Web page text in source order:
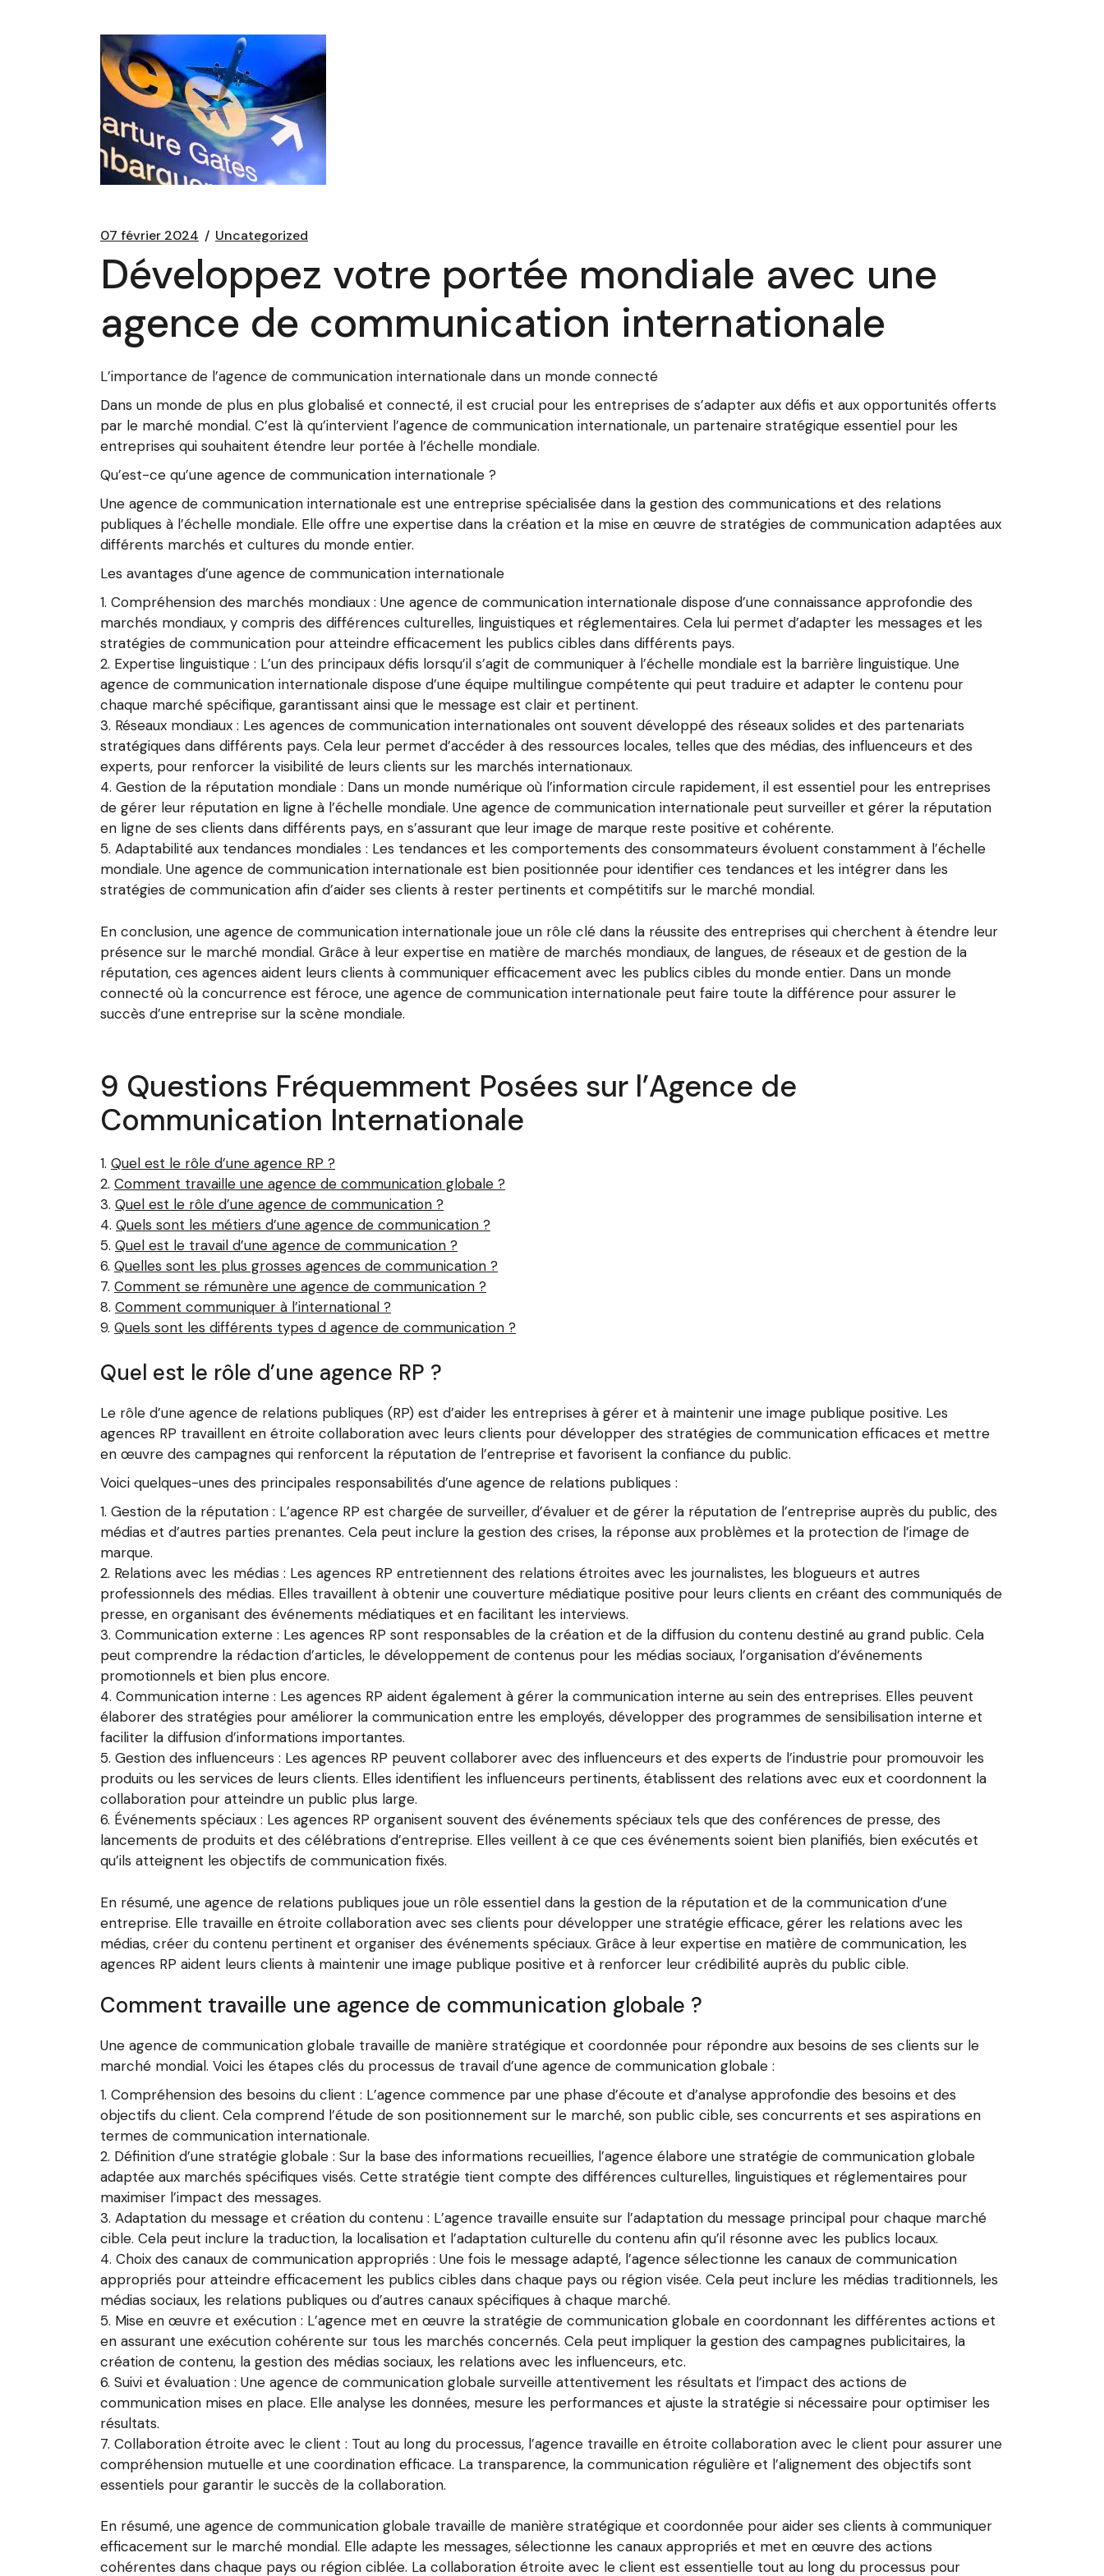
07 février 2024 Uncategorized
Développez votre portée mondiale avec une
agence de communication internationale
L’importance de l’agence de communication internationale dans un monde connecté
Dans un monde de plus en plus globalisé et connecté, il est crucial pour les entreprises de s’adapter aux défis et aux opportunités offerts
par le marché mondial. C’est là qu’intervient l’agence de communication internationale, un partenaire stratégique essentiel pour les
entreprises qui souhaitent étendre leur portée à l’échelle mondiale.
Qu’est-ce qu’une agence de communication internationale ?
Une agence de communication internationale est une entreprise spécialisée dans la gestion des communications et des relations
publiques à l’échelle mondiale. Elle offre une expertise dans la création et la mise en œuvre de stratégies de communication adaptées aux
différents marchés et cultures du monde entier.
Les avantages d’une agence de communication internationale
Compréhension des marchés mondiaux : Une agence de communication internationale dispose d’une connaissance approfondie des
marchés mondiaux, y compris des différences culturelles, linguistiques et réglementaires. Cela lui permet d’adapter les messages et les
stratégies de communication pour atteindre efficacement les publics cibles dans différents pays.
Expertise linguistique : L’un des principaux défis lorsqu’il s’agit de communiquer à l’échelle mondiale est la barrière linguistique. Une
agence de communication internationale dispose d’une équipe multilingue compétente qui peut traduire et adapter le contenu pour
chaque marché spécifique, garantissant ainsi que le message est clair et pertinent.
Réseaux mondiaux : Les agences de communication internationales ont souvent développé des réseaux solides et des partenariats
stratégiques dans différents pays. Cela leur permet d’accéder à des ressources locales, telles que des médias, des influenceurs et des
experts, pour renforcer la visibilité de leurs clients sur les marchés internationaux.
Gestion de la réputation mondiale : Dans un monde numérique où l’information circule rapidement, il est essentiel pour les entreprises
de gérer leur réputation en ligne à l’échelle mondiale. Une agence de communication internationale peut surveiller et gérer la réputation
en ligne de ses clients dans différents pays, en s’assurant que leur image de marque reste positive et cohérente.
Adaptabilité aux tendances mondiales : Les tendances et les comportements des consommateurs évoluent constamment à l’échelle
mondiale. Une agence de communication internationale est bien positionnée pour identifier ces tendances et les intégrer dans les
stratégies de communication afin d’aider ses clients à rester pertinents et compétitifs sur le marché mondial.
En conclusion, une agence de communication internationale joue un rôle clé dans la réussite des entreprises qui cherchent à étendre leur
présence sur le marché mondial. Grâce à leur expertise en matière de marchés mondiaux, de langues, de réseaux et de gestion de la
réputation, ces agences aident leurs clients à communiquer efficacement avec les publics cibles du monde entier. Dans un monde
connecté où la concurrence est féroce, une agence de communication internationale peut faire toute la différence pour assurer le
succès d’une entreprise sur la scène mondiale.
9 Questions Fréquemment Posées sur l’Agence de
Communication Internationale
Quel est le rôle d’une agence RP ?
Comment travaille une agence de communication globale ?
Quel est le rôle d’une agence de communication ?
Quels sont les métiers d’une agence de communication ?
Quel est le travail d’une agence de communication ?
Quelles sont les plus grosses agences de communication ?
Comment se rémunère une agence de communication ?
Comment communiquer à l’international ?
Quels sont les différents types d agence de communication ?
Quel est le rôle d’une agence RP ?
Le rôle d’une agence de relations publiques (RP) est d’aider les entreprises à gérer et à maintenir une image publique positive. Les
agences RP travaillent en étroite collaboration avec leurs clients pour développer des stratégies de communication efficaces et mettre
en œuvre des campagnes qui renforcent la réputation de l’entreprise et favorisent la confiance du public.
Voici quelques-unes des principales responsabilités d’une agence de relations publiques :
Gestion de la réputation : L’agence RP est chargée de surveiller, d’évaluer et de gérer la réputation de l’entreprise auprès du public, des
médias et d’autres parties prenantes. Cela peut inclure la gestion des crises, la réponse aux problèmes et la protection de l’image de
marque.
Relations avec les médias : Les agences RP entretiennent des relations étroites avec les journalistes, les blogueurs et autres
professionnels des médias. Elles travaillent à obtenir une couverture médiatique positive pour leurs clients en créant des communiqués de
presse, en organisant des événements médiatiques et en facilitant les interviews.
Communication externe : Les agences RP sont responsables de la création et de la diffusion du contenu destiné au grand public. Cela
peut comprendre la rédaction d’articles, le développement de contenus pour les médias sociaux, l’organisation d’événements
promotionnels et bien plus encore.
Communication interne : Les agences RP aident également à gérer la communication interne au sein des entreprises. Elles peuvent
élaborer des stratégies pour améliorer la communication entre les employés, développer des programmes de sensibilisation interne et
faciliter la diffusion d’informations importantes.
Gestion des influenceurs : Les agences RP peuvent collaborer avec des influenceurs et des experts de l’industrie pour promouvoir les
produits ou les services de leurs clients. Elles identifient les influenceurs pertinents, établissent des relations avec eux et coordonnent la
collaboration pour atteindre un public plus large.
Événements spéciaux : Les agences RP organisent souvent des événements spéciaux tels que des conférences de presse, des
lancements de produits et des célébrations d’entreprise. Elles veillent à ce que ces événements soient bien planifiés, bien exécutés et
qu’ils atteignent les objectifs de communication fixés.
En résumé, une agence de relations publiques joue un rôle essentiel dans la gestion de la réputation et de la communication d’une
entreprise. Elle travaille en étroite collaboration avec ses clients pour développer une stratégie efficace, gérer les relations avec les
médias, créer du contenu pertinent et organiser des événements spéciaux. Grâce à leur expertise en matière de communication, les
agences RP aident leurs clients à maintenir une image publique positive et à renforcer leur crédibilité auprès du public cible.
Comment travaille une agence de communication globale ?
Une agence de communication globale travaille de manière stratégique et coordonnée pour répondre aux besoins de ses clients sur le
marché mondial. Voici les étapes clés du processus de travail d’une agence de communication globale :
Compréhension des besoins du client : L’agence commence par une phase d’écoute et d’analyse approfondie des besoins et des
objectifs du client. Cela comprend l’étude de son positionnement sur le marché, son public cible, ses concurrents et ses aspirations en
termes de communication internationale.
Définition d’une stratégie globale : Sur la base des informations recueillies, l’agence élabore une stratégie de communication globale
adaptée aux marchés spécifiques visés. Cette stratégie tient compte des différences culturelles, linguistiques et réglementaires pour
maximiser l’impact des messages.
Adaptation du message et création du contenu : L’agence travaille ensuite sur l’adaptation du message principal pour chaque marché
cible. Cela peut inclure la traduction, la localisation et l’adaptation culturelle du contenu afin qu’il résonne avec les publics locaux.
Choix des canaux de communication appropriés : Une fois le message adapté, l’agence sélectionne les canaux de communication
appropriés pour atteindre efficacement les publics cibles dans chaque pays ou région visée. Cela peut inclure les médias traditionnels, les
médias sociaux, les relations publiques ou d’autres canaux spécifiques à chaque marché.
Mise en œuvre et exécution : L’agence met en œuvre la stratégie de communication globale en coordonnant les différentes actions et
en assurant une exécution cohérente sur tous les marchés concernés. Cela peut impliquer la gestion des campagnes publicitaires, la
création de contenu, la gestion des médias sociaux, les relations avec les influenceurs, etc.
Suivi et évaluation : Une agence de communication globale surveille attentivement les résultats et l’impact des actions de
communication mises en place. Elle analyse les données, mesure les performances et ajuste la stratégie si nécessaire pour optimiser les
résultats.
Collaboration étroite avec le client : Tout au long du processus, l’agence travaille en étroite collaboration avec le client pour assurer une
compréhension mutuelle et une coordination efficace. La transparence, la communication régulière et l’alignement des objectifs sont
essentiels pour garantir le succès de la collaboration.
En résumé, une agence de communication globale travaille de manière stratégique et coordonnée pour aider ses clients à communiquer
efficacement sur le marché mondial. Elle adapte les messages, sélectionne les canaux appropriés et met en œuvre des actions
cohérentes dans chaque pays ou région ciblée. La collaboration étroite avec le client est essentielle tout au long du processus pour